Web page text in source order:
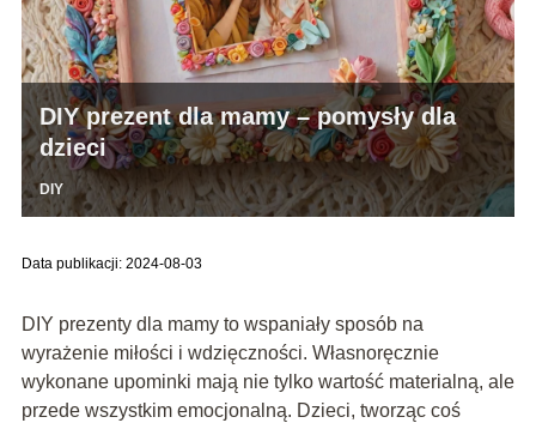
DIY prezent dla mamy – pomysły dla
dzieci
DIY
Data publikacji: 2024-08-03
DIY prezenty dla mamy to wspaniały sposób na
wyrażenie miłości i wdzięczności. Własnoręcznie
wykonane upominki mają nie tylko wartość materialną, ale
przede wszystkim emocjonalną. Dzieci, tworząc coś